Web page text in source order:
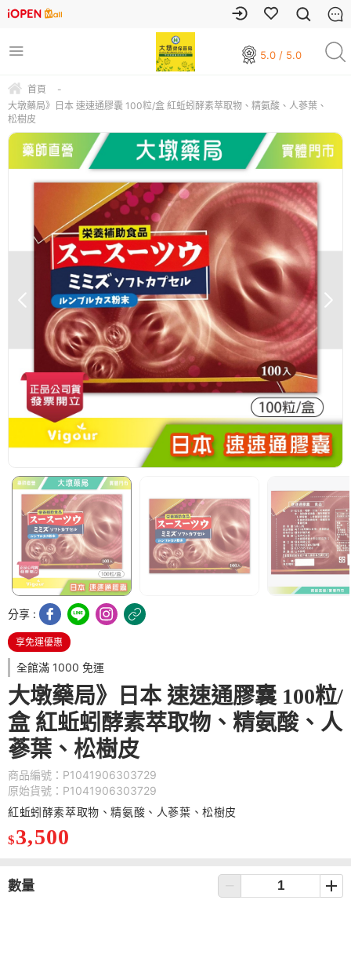
5.0 / 5.0
首頁
-
大墩藥局》日本 速速通膠囊 100粒/盒 紅蚯蚓酵素萃取物、精氨酸、人蔘葉、
松樹皮
分享 :
享免運優惠
全館滿 1000 免運
大墩藥局》日本 速速通膠囊 100粒/
盒 紅蚯蚓酵素萃取物、精氨酸、人
蔘葉、松樹皮
商品編號：P1041906303729
原始貨號：P1041906303729
紅蚯蚓酵素萃取物、精氨酸、人蔘葉、松樹皮
$3,500
數量